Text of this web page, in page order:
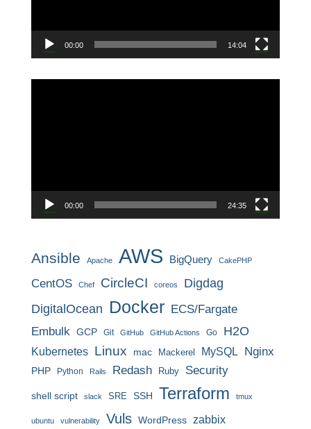
00:00 14:04
00:00 24:35
Ansible Apache AWS BigQuery CakePHP
CentOS Chef CircleCI coreos
Digdag
DigitalOcean Docker ECS/Fargate
Embulk GCP Git GitHub GitHub Actions Go H2O
Kubernetes Linux mac Mackerel MySQL Nginx
PHP Python Rails Redash Ruby Security
shell script slack SRE SSH Terraform tmux
ubuntu vulnerability Vuls WordPress zabbix